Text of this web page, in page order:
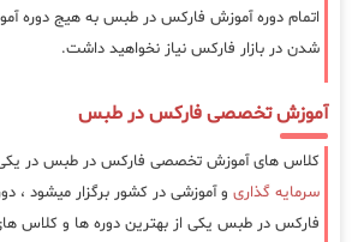
اتمام دوره آموزش فارکس در طبس به هیج دوره
شدن در بازار فارکس نیاز نخواهید داشت.
آموزش تخصصی فارکس در طبس
کلاس های آموزش تخصصی فارکس در طبس در یکی
سرمایه گذاری و آموزشی در کشور برگزار میشود ،
فارکس در طبس یکی از بهترین دوره ها و کلاس